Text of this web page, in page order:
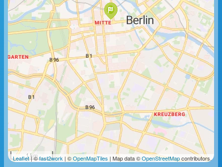
1 km
Leaflet| ©fast2work | ©OpenMapTiles | Map data ©OpenStreetMapcontributors.